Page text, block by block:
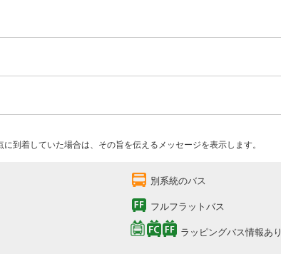
到着していた場合は、その旨を伝えるメッセージを表示します。
別系統のバス
フルフラットバス
ラッピングバス情報あり